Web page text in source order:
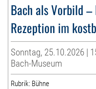
Bach als Vorbild
Rezeption im
Sonntag, 25.10.2026 |
Bach-Museum
Rubrik: Bühne